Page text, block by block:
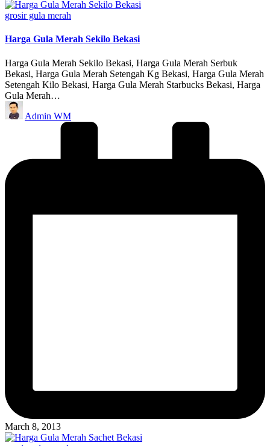
Posted
grosir gula merah
Harga Gula Merah Sekilo Bekasi
Harga Gula Merah Sekilo Bekasi, Harga Gula Merah Serbuk
Bekasi, Harga Gula Merah Setengah Kg Bekasi, Harga Gula Merah
Setengah Kilo Bekasi, Harga Gula Merah Starbucks Bekasi, Harga
Gula Merah…
Posted
by
Admin WM
March 8, 2013